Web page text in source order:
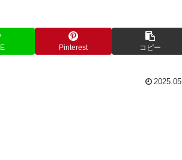
Pinterest コピー